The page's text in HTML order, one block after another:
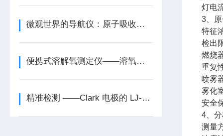
微观世界的导航仪：原子吸收光谱仪
便携式溶解氧测定仪——溶氧测量的便捷之选
精准检测 ——Clark 电极的 LJ-RY100 电厂手持式微量溶解氧仪
灯电
3、
特征
检出
燃烧
重复
喷雾
雾化
安全
4、
测量